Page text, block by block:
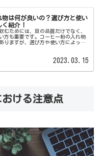
物は何が良いの？選び方と使い
紹介！
むためには、豆の品質だけでなく、
方も重要です。コーヒー粉の入れ物
りますが、選び方や使い方によって
2023.03.15
ける注意点